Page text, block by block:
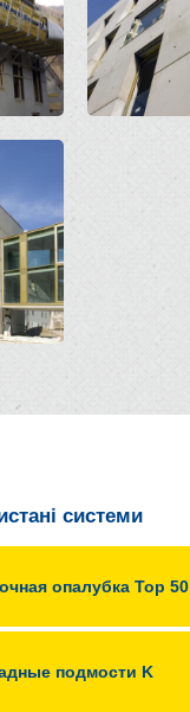
системи
опалубка Top 50
подмости K